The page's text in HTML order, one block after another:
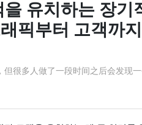
유치하는 장기
픽부터 고객까
很多人做了一段时间之后会发现